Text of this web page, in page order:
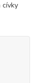
cívky